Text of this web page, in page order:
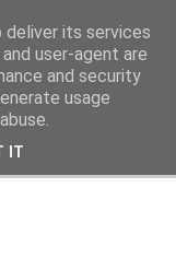
a szabadban
its services
user-agent are
and security
usage
IT